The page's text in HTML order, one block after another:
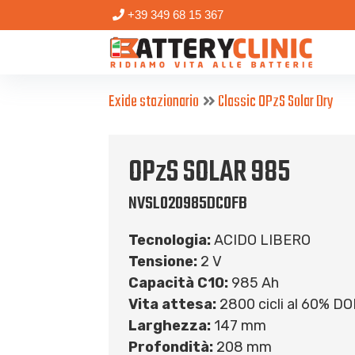
+39 349 68 15 367
Exide stazionario Classic OPzS Solar Dry
OPzS SOLAR 985
NVSL020985DC0FB
Tecnologia:ACIDO LIBERO
Tensione: 2 V
Capacità C10: 985 Ah
Vita attesa: 2800 cicli al 60%
Larghezza: 147 mm
Profondità: 208 mm